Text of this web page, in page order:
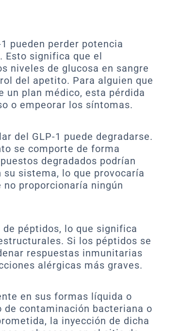
pueden perder potencia
Esto significa que el
niveles de glucosa en sangre
del apetito. Para alguien que
un plan médico, esta pérdida
o empeorar los síntomas.
del GLP-1 puede degradarse.
se comporte de forma
degradados podrían
sistema, lo que provocaría
proporcionaría ningún
de péptidos, lo que significa
Si los péptidos se
respuestas inmunitarias
alérgicas más graves.
en sus formas líquida o
de contaminación bacteriana o
la inyección de dicha